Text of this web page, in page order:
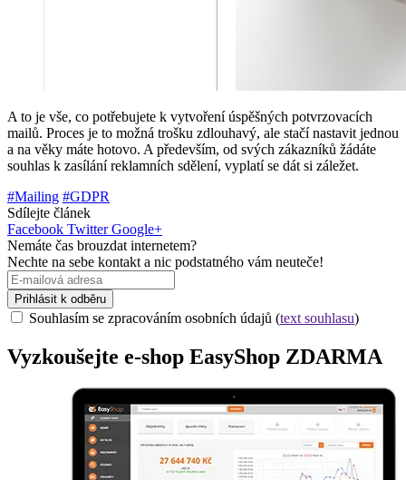
A to je vše, co potřebujete k vytvoření úspěšných potvrzovacích
mailů. Proces je to možná trošku zdlouhavý, ale stačí nastavit jednou
a na věky máte hotovo. A především, od svých zákazníků žádáte
souhlas k zasílání reklamních sdělení, vyplatí se dát si záležet.
#Mailing #GDPR
Sdílejte článek
Facebook Twitter Google+
Nemáte čas brouzdat internetem?
Nechte na sebe kontakt a nic podstatného vám neuteče!
Prihlásit k odběru
Souhlasím se zpracováním osobních údajů (text souhlasu)
Vyzkoušejte e-shop EasyShop ZDARMA